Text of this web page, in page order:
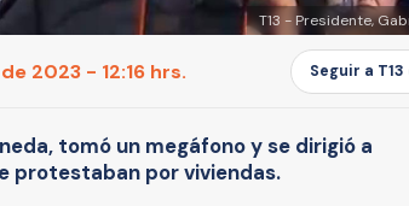
T13 - Presidente,
2023 - 12:16 hrs. Seguir a T13
tomó un megáfono y se dirigió a
protestaban por viviendas.